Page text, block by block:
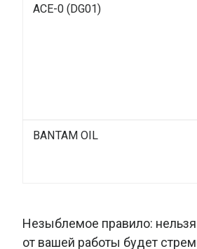
ACE-0 (DG01)
BANTAM OIL
Незыблемое правило:
от вашей работы будет